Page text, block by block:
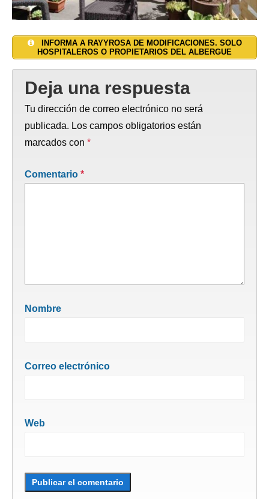
INFORMA A RAYYROSA DE MODIFICACIONES. SOLO
HOSPITALEROS O PROPIETARIOS DEL ALBERGUE
Deja una respuesta
Tu dirección de correo electrónico no será
publicada. Los campos obligatorios están
marcados con *
Comentario *
Nombre
Correo electrónico
Web